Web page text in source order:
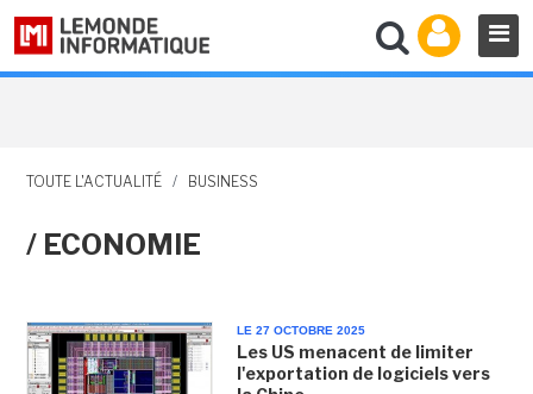
TOUTE L'ACTUALITÉ / BUSINESS
/ ECONOMIE
LE 27 OCTOBRE 2025
Les US menacent de limiter
l'exportation de logiciels vers